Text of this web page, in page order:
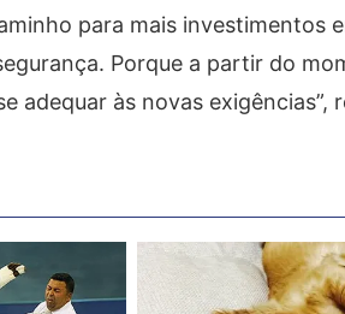
para mais investimentos
Porque a partir do
adequar às novas exigências”,